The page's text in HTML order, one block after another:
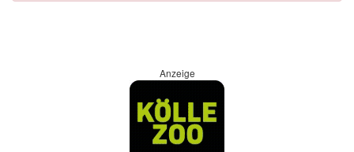
Anzeige